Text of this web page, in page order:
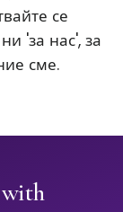
се
'за нас', за
сме.